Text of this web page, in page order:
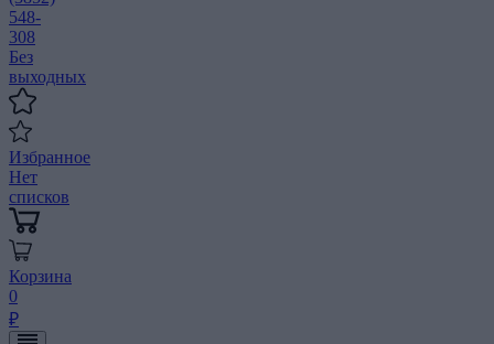
548-
308
Без
выходных
Избранное
Нет
списков
Корзина
0
₽